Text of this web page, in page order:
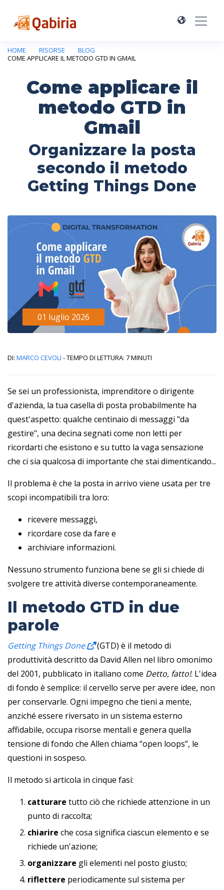
HOME RISORSE
BLOG
COME APPLICARE IL METODO GTD IN GMAIL
Come applicare il
metodo GTD in
Gmail
Organizzare la posta
secondo il metodo
Getting Things Done
01 luglio 2026
Di:Marco Cevoli- Tempo di lettura: 7 minuti
Se sei un professionista, imprenditore o dirigente
d'azienda, la tua casella di posta probabilmente ha
quest'aspetto: qualche centinaio di messaggi "da
gestire", una decina segnati come non letti per
ricordarti che esistono e su tutto la vaga sensazione
che ci sia qualcosa di importante che stai dimenticando...
Il problema è che la posta in arrivo viene usata per tre
scopi incompatibili tra loro:
ricevere messaggi,
ricordare cose da fare e
archiviare informazioni.
Nessuno strumento funziona bene se gli si chiede di
svolgere tre attività diverse contemporaneamente.
Il metodo GTD in due
parole
Getting Things Done
(GTD) è il metodo di
produttività descritto da David Allen nel libro omonimo
del 2001, pubblicato in italiano come Detto, fatto!. L'idea
di fondo è semplice: il cervello serve per avere idee, non
per conservarle. Ogni impegno che tieni a mente,
anziché essere riversato in un sistema esterno
affidabile, occupa risorse mentali e genera quella
tensione di fondo che Allen chiama “open loops”, le
questioni in sospeso.
Il metodo si articola in cinque fasi:
catturare tutto ciò che richiede attenzione in un
punto di raccolta;
chiarire che cosa significa ciascun elemento e se
richiede un'azione;
organizzare gli elementi nel posto giusto;
riflettere periodicamente sul sistema per